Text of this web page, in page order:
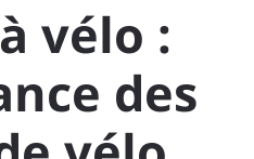
vélo :
des